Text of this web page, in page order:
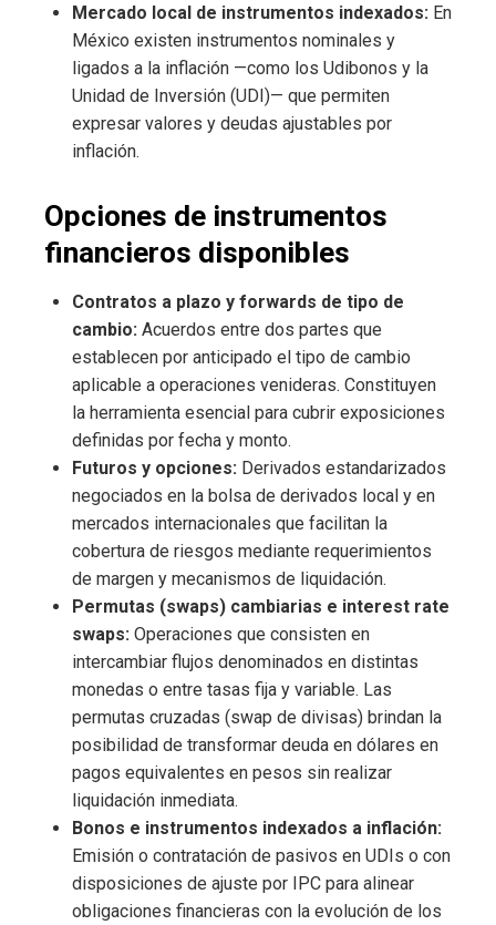
Mercado local de instrumentos indexados: En
México existen instrumentos nominales y
ligados a la inflación —como los Udibonos y la
Unidad de Inversión (UDI)— que permiten
expresar valores y deudas ajustables por
inflación.
Opciones de instrumentos
financieros disponibles
Contratos a plazo y forwards de tipo de
cambio: Acuerdos entre dos partes que
establecen por anticipado el tipo de cambio
aplicable a operaciones venideras. Constituyen
la herramienta esencial para cubrir exposiciones
definidas por fecha y monto.
Futuros y opciones: Derivados estandarizados
negociados en la bolsa de derivados local y en
mercados internacionales que facilitan la
cobertura de riesgos mediante requerimientos
de margen y mecanismos de liquidación.
Permutas (swaps) cambiarias e interest rate
swaps: Operaciones que consisten en
intercambiar flujos denominados en distintas
monedas o entre tasas fija y variable. Las
permutas cruzadas (swap de divisas) brindan la
posibilidad de transformar deuda en dólares en
pagos equivalentes en pesos sin realizar
liquidación inmediata.
Bonos e instrumentos indexados a inflación:
Emisión o contratación de pasivos en UDIs o con
disposiciones de ajuste por IPC para alinear
obligaciones financieras con la evolución de los